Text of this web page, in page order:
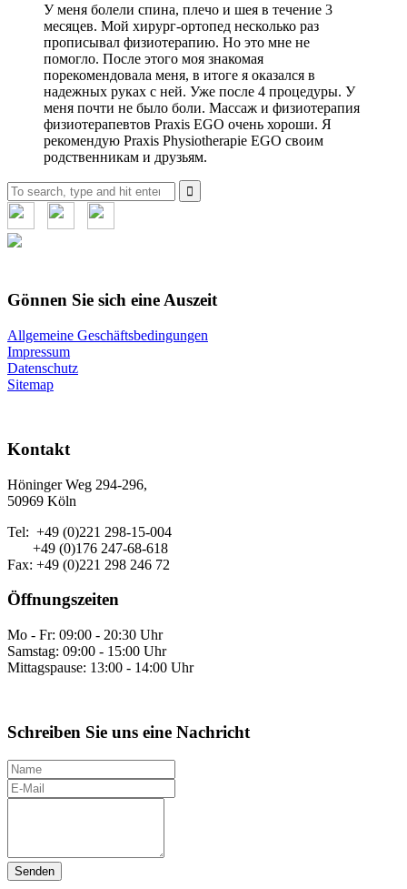
У меня болели спина, плечо и шея в течение 3
месяцев. Мой хирург-ортопед несколько раз
прописывал физиотерапию. Но это мне не
помогло. После этого моя знакомая
порекомендовала меня, в итоге я оказался в
надежных руках с ней. Уже после 4 процедуры. У
меня почти не было боли. Массаж и физиотерапия
физиотерапевтов Praxis EGO очень хороши. Я
рекомендую Praxis Physiotherapie EGO своим
родственникам и друзьям.
Search
for:
Gönnen Sie sich eine Auszeit
Allgemeine Geschäftsbedingungen
Impressum
Datenschutz
Sitemap
Kontakt
Höninger Weg 294-296,
50969 Köln
Tel: +49 (0)221 298-15-004
+49 (0)176 247-68-618
Fax: +49 (0)221 298 246 72
Öffnungszeiten
Mo - Fr: 09:00 - 20:30 Uhr
Samstag: 09:00 - 15:00 Uhr
Mittagspause: 13:00 - 14:00 Uhr
Schreiben Sie uns eine Nachricht
N
a
m
E
-
l
e
N